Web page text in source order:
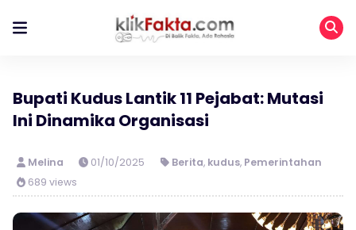
Bupati Kudus Lantik 11 Pejabat: Mutasi
Ini Dinamika Organisasi
Melina 01/10/2025 Berita, kudus, Pemerintahan
689 views